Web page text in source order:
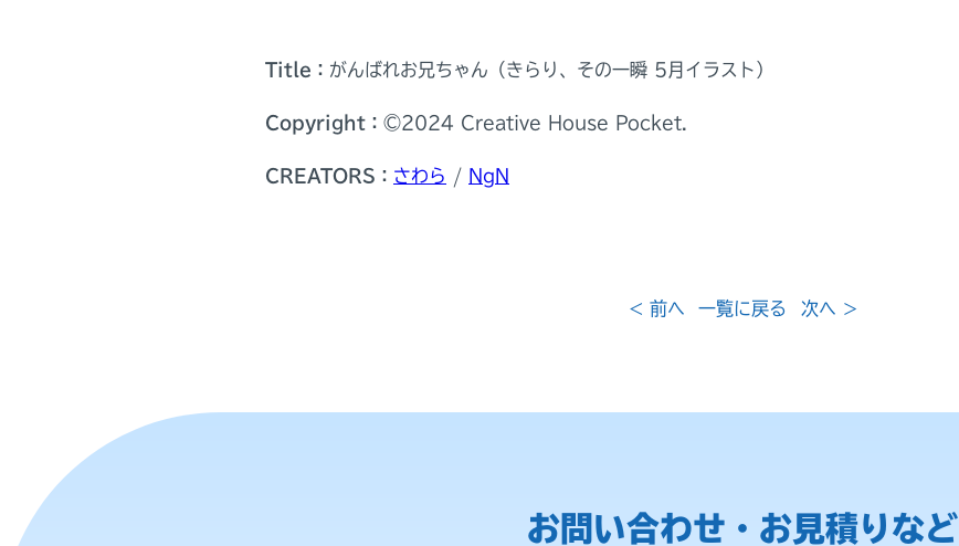
Title： がんばれお兄ちゃん（きらり、その一瞬 5月イラスト）
Copyright： ©️2024 Creative House Pocket.
CREATORS： さわら / NgN
< 前へ 一覧に戻る 次へ >
お問い合わせ・お見積りなど